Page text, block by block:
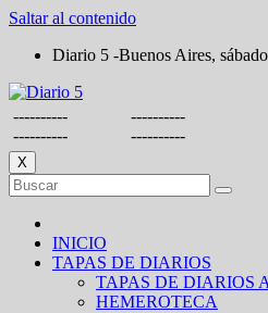
Saltar al contenido
Diario 5 -Buenos Aires,
----------
----------
----------
----------
X
INICIO
TAPAS DE DIARIOS
TAPAS DE DIARIOS
HEMEROTECA